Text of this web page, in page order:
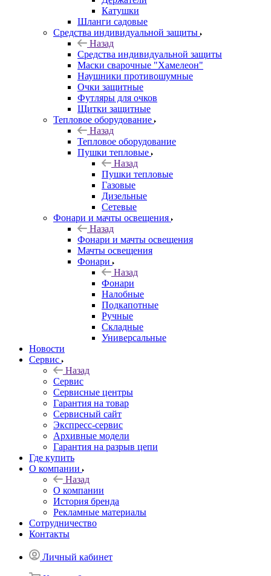
Катушки
Шланги садовые
Средства индивидуальной защиты
Назад
Средства индивидуальной защиты
Маски сварочные "Хамелеон"
Наушники противошумные
Очки защитные
Футляры для очков
Щитки защитные
Тепловое оборудование
Назад
Тепловое оборудование
Пушки тепловые
Назад
Пушки тепловые
Газовые
Дизельные
Сетевые
Фонари и мачты освещения
Назад
Фонари и мачты освещения
Мачты освещения
Фонари
Назад
Фонари
Налобные
Подкапотные
Ручные
Складные
Универсальные
Новости
Сервис
Назад
Сервис
Сервисные центры
Гарантия на товар
Сервисный сайт
Экспресс-сервис
Архивные модели
Гарантия на разрыв цепи
Где купить
О компании
Назад
О компании
История бренда
Рекламные материалы
Сотрудничество
Контакты
Личный кабинет